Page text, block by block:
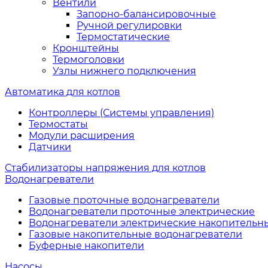
Вентили
Запорно-балансировочные
Ручной регулировки
Термостатические
Кронштейны
Термоголовки
Узлы нижнего подключения
Автоматика для котлов
Контроллеры (Системы управления)
Термостаты
Модули расширения
Датчики
Стабилизаторы напряжения для котлов
Водонагреватели
Газовые проточные водонагреватели
Водонагреватели проточные электрические
Водонагреватели электрические
Газовые накопительные водонагреватели
Буферные накопители